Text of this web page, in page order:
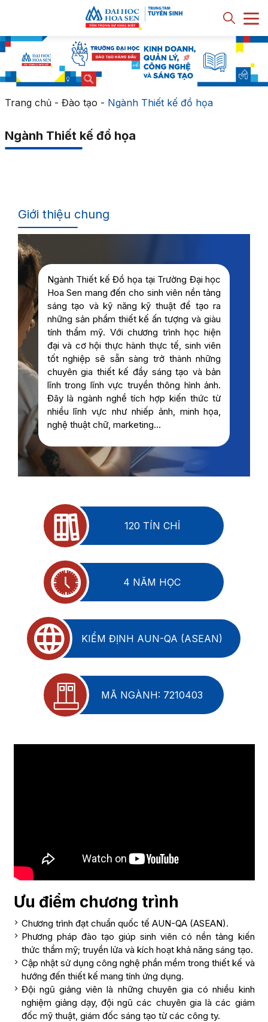
Trang chủ- Đào tạo - Ngành Thiết kế đồ họa
Ngành Thiết kế đồ họa
Giới thiệu chung
Ngành Thiết kế Đồ họa tại Trường Đại học
Hoa Sen mang đến cho sinh viên nền tảng
sáng tạo và kỹ năng kỹ thuật để tạo ra
những sản phẩm thiết kế ấn tượng và giàu
tính thẩm mỹ. Với chương trình học hiện
đại và cơ hội thực hành thực tế, sinh viên
tốt nghiệp sẽ sẵn sàng trở thành những
chuyên gia thiết kế đầy sáng tạo và bản
lĩnh trong lĩnh vực truyền thông hình ảnh.
Đây là ngành nghề tích hợp kiến thức từ
nhiều lĩnh vực như nhiếp ảnh, minh họa,
nghệ thuật chữ, marketing…
120 TÍN CHỈ
4 NĂM HỌC
KIỂM ĐỊNH AUN-QA (ASEAN)
MÃ NGÀNH: 7210403
Ưu điểm chương trình
Chương trình đạt chuẩn quốc tế AUN-QA (ASEAN).
Phương pháp đào tạo giúp sinh viên có nền tảng kiến
thức thẩm mỹ; truyền lửa và kích hoạt khả năng sáng tạo.
Cập nhật sử dụng công nghệ phần mềm trong thiết kế và
hướng đến thiết kế mang tính ứng dụng.
Đội ngũ giảng viên là những chuyên gia có nhiều kinh
nghiệm giảng dạy, đội ngũ các chuyên gia là các giám
đốc mỹ thuật, giám đốc sáng tạo từ các công ty.